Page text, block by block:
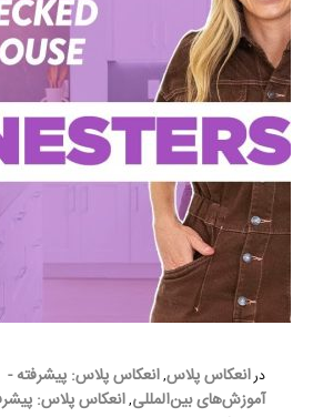
درانعکاس پلاس,انعکاس پلاس: پیشرفته -
آموزش‌های بین‌المللی,انعکاس پلاس: